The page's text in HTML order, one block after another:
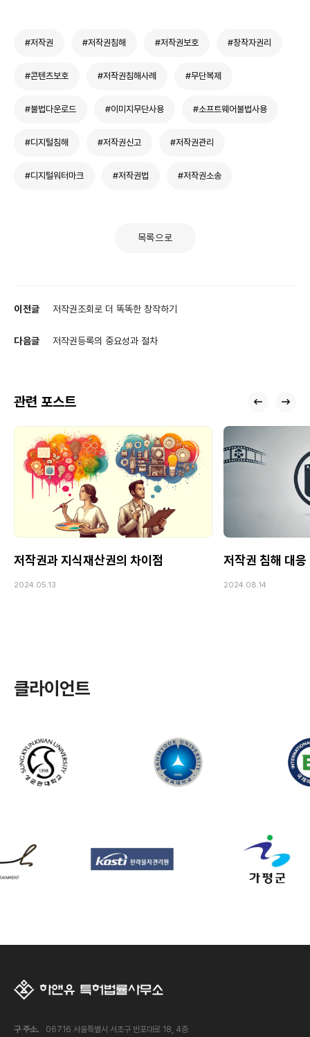
#저작권 #저작권침해 #저작권보호 #창작자권리
#콘텐츠보호 #저작권침해사례 #무단복제
#불법다운로드 #이미지무단사용 #소프트웨어불법사용
#디지털침해 #저작권신고 #저작권관리
#디지털워터마크 #저작권법 #저작권소송
목록으로
이전글 저작권조회로 더 똑똑한 창작하기
다음글 저작권등록의 중요성과 절차
관련 포스트
저작권과 지식재산권의 차이점
2024.05.13
저작권 침해 대
2024.08.14
클라이언트
구 주소. 06716 서울특별시 서초구 반포대로 18, 4층